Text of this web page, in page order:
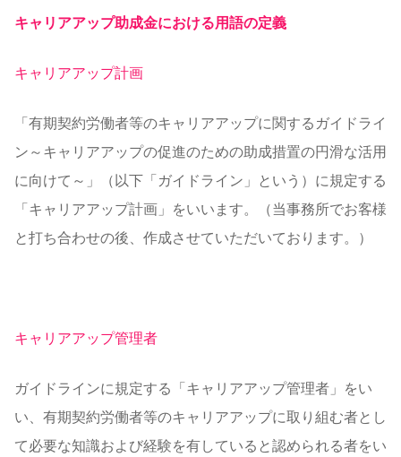
キャリアアップ助成金における用語の定義
キャリアアップ計画
「有期契約労働者等のキャリアアップに関するガイドライ
ン～キャリアアップの促進のための助成措置の円滑な活用
に向けて～」（以下「ガイドライン」という）に規定する
「キャリアアップ計画」をいいます。（当事務所でお客様
と打ち合わせの後、作成させていただいております。）
キャリアアップ管理者
ガイドラインに規定する「キャリアアップ管理者」をい
い、有期契約労働者等のキャリアアップに取り組む者とし
て必要な知識および経験を有していると認められる者をい